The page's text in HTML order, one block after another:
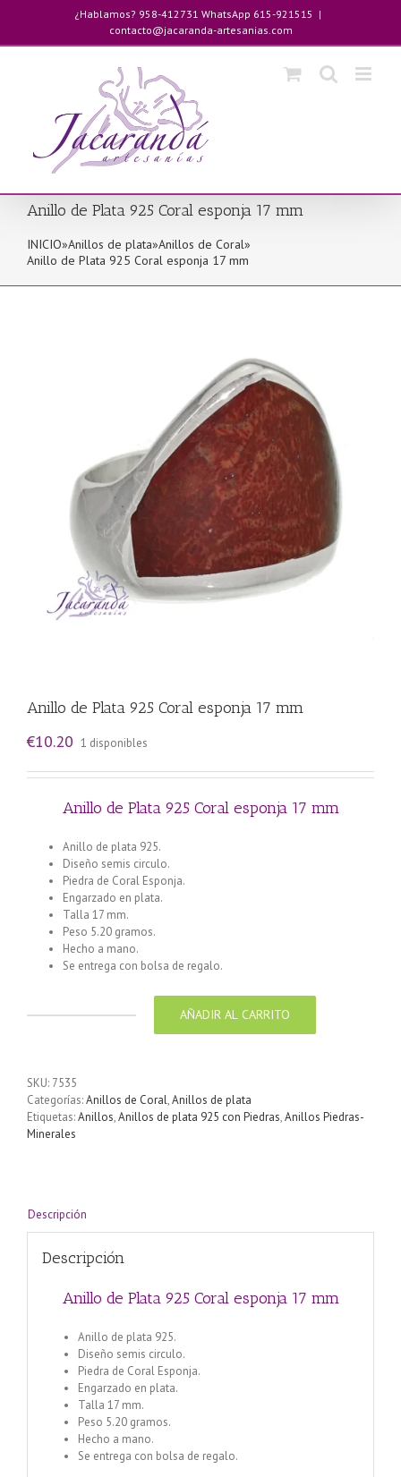
contenido
¿Hablamos? 958-412731 WhatsApp 615-921515 |
contacto@jacaranda-artesanias.com
Anillo de Plata 925 Coral esponja 17 mm
INICIO»Anillos de plata»Anillos de Coral»
Anillo de Plata 925 Coral esponja 17 mm
Anillo de Plata 925 Coral esponja 17 mm
€10.20 1 disponibles
Anillo de Plata 925 Coral esponja 17 mm
Anillo de plata 925.
Diseño semis circulo.
Piedra de Coral Esponja.
Engarzado en plata.
Talla 17 mm.
Peso 5.20 gramos.
Hecho a mano.
Se entrega con bolsa de regalo.
esponja
17
AÑADIR AL CARRITO
SKU: 7535
Categorías:Anillos de Coral,Anillos de plata
Etiquetas:Anillos,Anillos de plata 925 con Piedras,Anillos Piedras-
Minerales
Descripción
Descripción
Anillo de Plata 925 Coral esponja 17 mm
Anillo de plata 925.
Diseño semis circulo.
Piedra de Coral Esponja.
Engarzado en plata.
Talla 17 mm.
Peso 5.20 gramos.
Hecho a mano.
Se entrega con bolsa de regalo.